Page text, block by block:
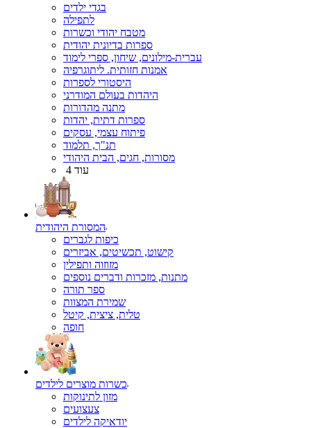
בגדי ילדים
לתפילה
מטבח יהודי וכשרות
ספרות בדיונית יהודית
עברית-מילונים, שיחון, ספרי לימוד
אמנות חזותית. ליתוגרפיה
היסטורי לספרות
היהדות בעולם המודרני
מתנה מהדורות
ספרות דתית, יהדות
פיתוח עצמי, עסקים
תנ"ך, תלמוד
מסורות, חגים, הבית היהודי
עוד 4
המסורת היהודית
כיפות לגברים
קישוט, תכשיטים, אביזרים
מזוזוה ותפילין
מתנות, מזכרות ודברים נוספים
ספר תורה
שמירת המצוות
טלית, ציצית, קיטל
כשרות מוצרים לילדים
מזון לתינוקות
צעצועים
יודאיקה לילדים